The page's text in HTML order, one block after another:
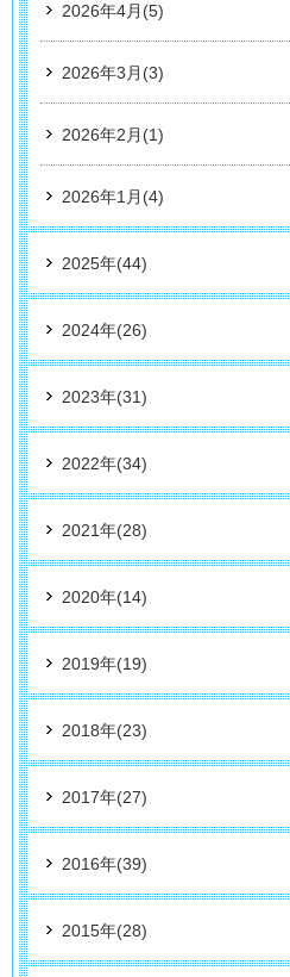
2026年4月(5)
2026年3月(3)
2026年2月(1)
2026年1月(4)
2025年(44)
2024年(26)
2023年(31)
2022年(34)
2021年(28)
2020年(14)
2019年(19)
2018年(23)
2017年(27)
2016年(39)
2015年(28)